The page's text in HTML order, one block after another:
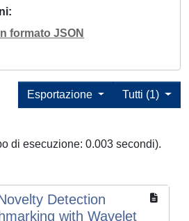
formato JSON
Tutti (1)
Esportazione
di esecuzione: 0.003 secondi).
Detection
with Wavelet